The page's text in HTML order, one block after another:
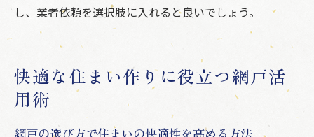
し、業者依頼を選択肢に入れると良いでしょう。
快適な住まい作りに役立つ網戸活
用術
網戸の選び方で住まいの快適性を高める方法